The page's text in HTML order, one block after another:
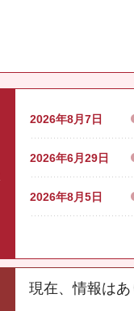
2026年8月7日
2026年6月29日
2026年8月5日
現在、情報はあ